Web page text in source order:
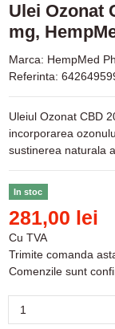
Ulei Ozonat
mg,
Marca: HempMed
Referinta:
Uleiul Ozonat CBD
incorporarea
sustinerea naturala
In stoc
281,00 lei
Cu TVA
Trimite comanda
Comenzile sunt